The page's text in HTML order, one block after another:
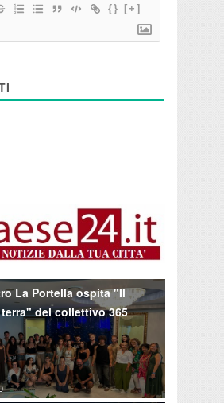
{} [+]
La Portella ospita "Il
del collettivo 365